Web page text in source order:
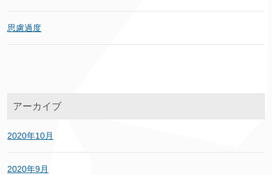
思慮過度
アーカイブ
2020年10月
2020年9月